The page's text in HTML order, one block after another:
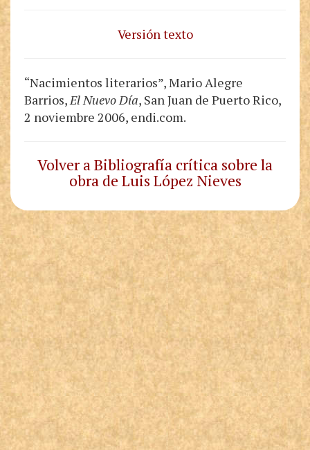
Versión texto
“Nacimientos literarios”, Mario Alegre
Barrios, El Nuevo Día, San Juan de Puerto Rico,
2 noviembre 2006, endi.com.
Volver a Bibliografía crítica sobre la
obra de Luis López Nieves